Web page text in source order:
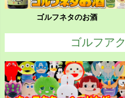
ゴルフネタのお酒
ゴルフア